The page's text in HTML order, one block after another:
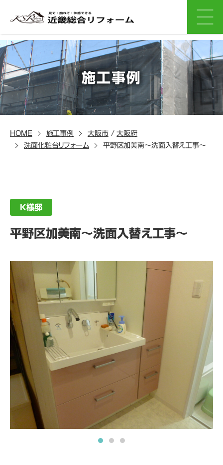
施工事例
HOME 施工事例 大阪市/大阪府
洗面化粧台リフォーム
平野区加美南～洗面入替え工事～
K様邸
平野区加美南～洗面入替え工事～